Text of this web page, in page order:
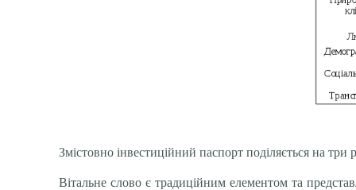
Змістовно інвестиційний паспорт поділяється на три
Вітальне слово є традиційним елементом та